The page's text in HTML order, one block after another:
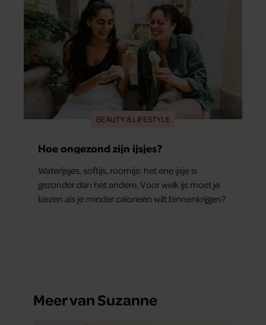
BEAUTY & LIFESTYLE
Hoe ongezond zijn ijsjes?
Waterijsjes, softijs, roomijs: het ene ijsje is
gezonder dan het andere. Voor welk ijs moet je
kiezen als je minder calorieën wilt binnenkrijgen?
Meer van Suzanne